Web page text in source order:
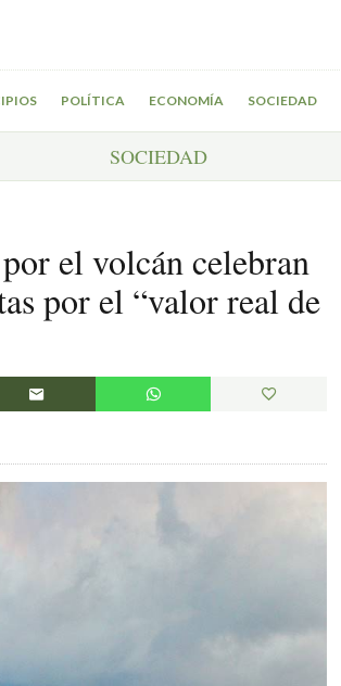
POLÍTICA ECONOMÍA SOCIEDAD
SOCIEDAD
el volcán celebran
por el “valor real de